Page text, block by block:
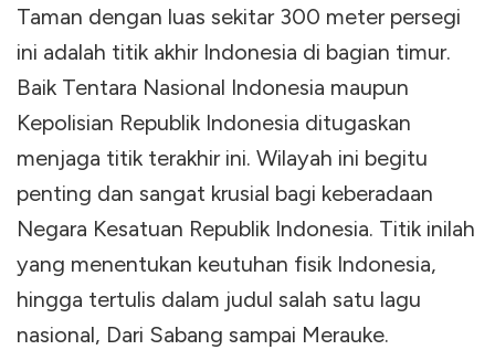
Taman dengan luas sekitar 300 meter persegi
ini adalah titik akhir Indonesia di bagian timur.
Baik Tentara Nasional Indonesia maupun
Kepolisian Republik Indonesia ditugaskan
menjaga titik terakhir ini. Wilayah ini begitu
penting dan sangat krusial bagi keberadaan
Negara Kesatuan Republik Indonesia. Titik inilah
yang menentukan keutuhan fisik Indonesia,
hingga tertulis dalam judul salah satu lagu
nasional, Dari Sabang sampai Merauke.